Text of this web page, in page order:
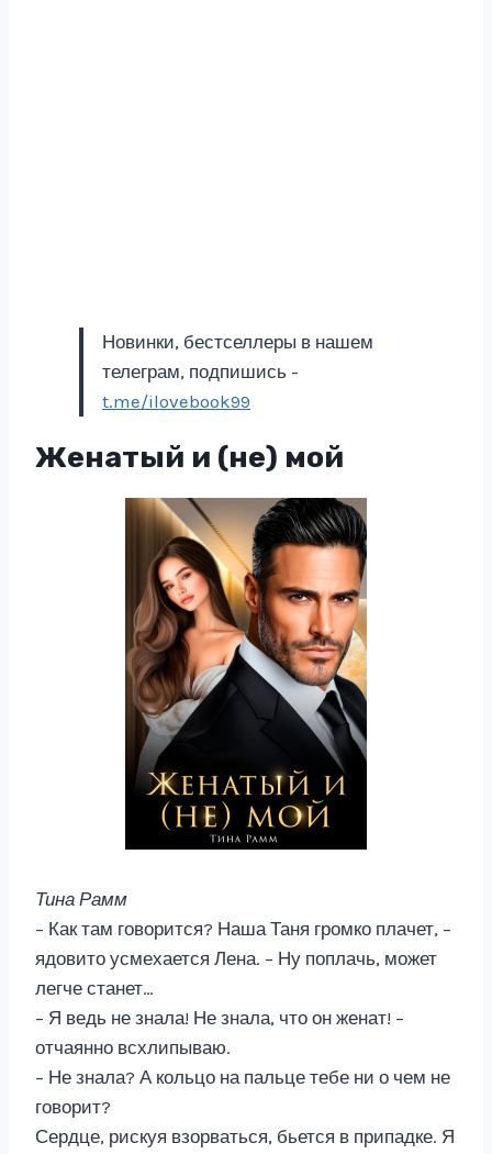
Новинки, бестселлеры в нашем
телеграм, подпишись -
t.me/ilovebook99
Женатый и (не) мой
Тина Рамм
– Как там говорится? Наша Таня громко плачет, –
ядовито усмехается Лена. – Ну поплачь, может
легче станет…
– Я ведь не знала! Не знала, что он женат! –
отчаянно всхлипываю.
– Не знала? А кольцо на пальце тебе ни о чем не
говорит?
Сердце, рискуя взорваться, бьется в припадке. Я